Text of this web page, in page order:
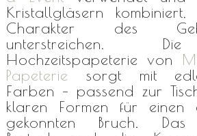
Kristallgläsern
Charakter des
unterstreichen.
Hochzeitspapeterie von
Papeterie sorgt mit
Farben – passend zur
klaren Formen für einen
gekonnten Bruch. Das